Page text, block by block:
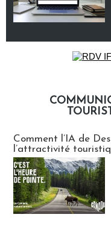
Comment l’IA de
l’attractivité